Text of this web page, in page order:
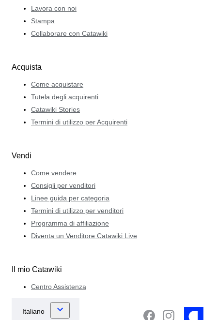
Lavora con noi
Stampa
Collaborare con Catawiki
Acquista
Come acquistare
Tutela degli acquirenti
Catawiki Stories
Termini di utilizzo per Acquirenti
Vendi
Come vendere
Consigli per venditori
Linee guida per categoria
Termini di utilizzo per venditori
Programma di affiliazione
Diventa un Venditore Catawiki Live
Il mio Catawiki
Centro Assistenza